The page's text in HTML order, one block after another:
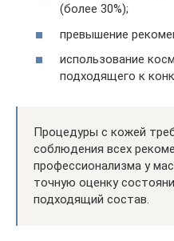
(более 30%);
превышение
использование
подходящего к
Процедуры с кожей
соблюдения всех
профессионализма у
точную оценку
подходящий состав.